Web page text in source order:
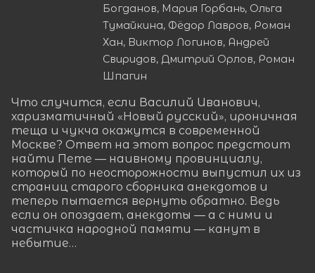
Богданов, Мария Горбань, Ольга
Тумайкина, Фёдор Лавров, Роман
Хан, Виктор Логинов, Андрей
Свиридов, Дмитрий Орлов, Роман
Шпагин
Что случится, если Василий Иванович,
харизматичный «Новый русский», ироничная
теща и чукча окажутся в современной
Москве? Ответ на этот вопрос предстоит
найти Пете — наивному провинциалу,
который по неосторожности выпустил их из
страниц старого сборника анекдотов и
теперь пытается вернуть обратно. Ведь
если он опоздает, анекдоты — а с ними и
частичка народной памяти — канут в
небытие…